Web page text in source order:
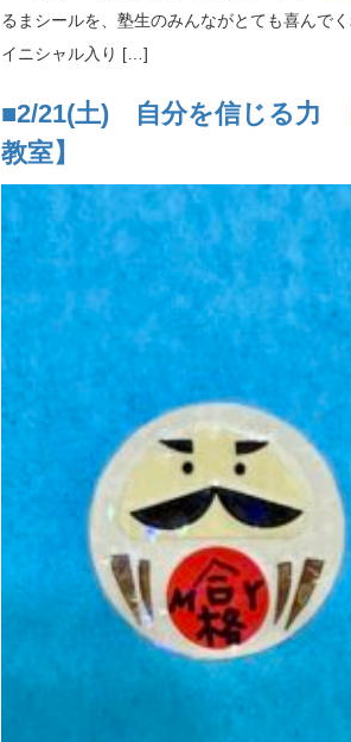
るまシールを、塾生のみんながとても喜んで
イニシャル入り […]
■2/21(土) 自分を信じる力
教室】